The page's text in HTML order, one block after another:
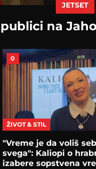
JETSET
na
0
ŽIVOT & STIL
"Vreme je da voliš
svega": Kaliopi o
izabere sopstvena